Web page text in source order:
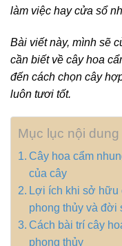
làm việc hay cửa sổ
Bài viết này, mình sẽ
cần biết về cây hoa
đến cách chọn cây
luôn tươi tốt.
Mục lục nội dung
Cây hoa cẩm
của cây
Lợi ích khi sở hữu
phong thủy và đời
Cách bài trí cây
phong thủy